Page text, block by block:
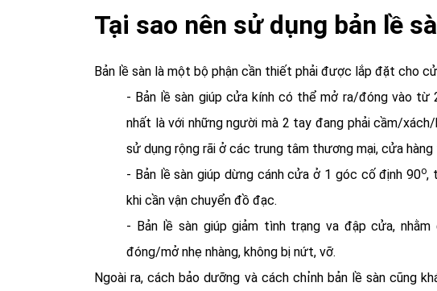
Tại sao nên sử dụng bản lề
Bản lề sàn là một bộ phận cần thiết phải được lắp đặt cho
- Bản lề sàn giúp cửa kính có thể mở ra/đóng vào từ
nhất là với những người mà 2 tay đang phải cầm/
sử dụng rộng rãi ở các trung tâm thương mại, cửa hàng
- Bản lề sàn giúp dừng cánh cửa ở 1 góc cố định 90o,
khi cần vận chuyển đồ đạc.
- Bản lề sàn giúp giảm tình trạng va đập cửa,
đóng/mở nhẹ nhàng, không bị nứt, vỡ.
Ngoài ra, cách bảo dưỡng và cách chỉnh bản lề sàn cũng